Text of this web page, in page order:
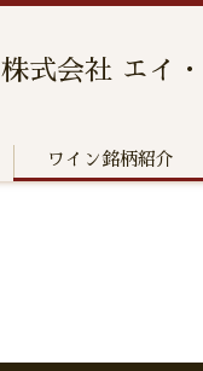
株式会社 エイ
ワイン銘柄紹介